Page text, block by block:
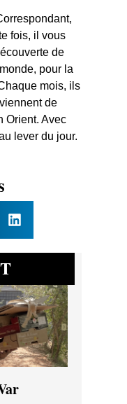
fois, il vous
de
pour la
mois, ils
de
Orient. Avec
lever du jour.